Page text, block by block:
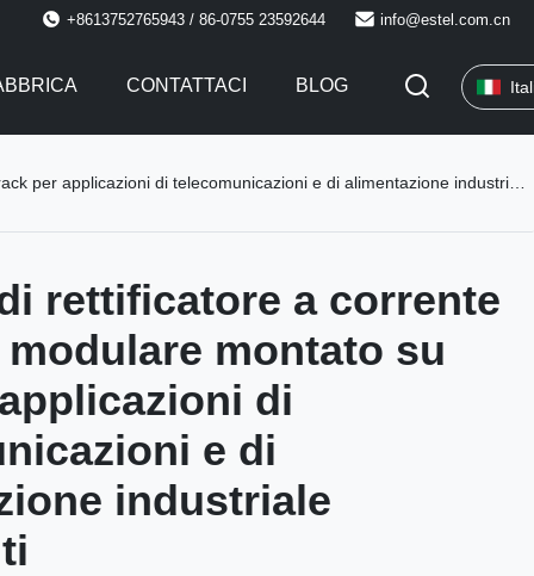
+8613752765943 / 86-0755 23592644 info@estel.com.cn
CONTATTACI BLOG
di telecomunicazioni e di alimentazione industriale ridondanti
rettificatore a corrente
montato su
di
e di
industriale